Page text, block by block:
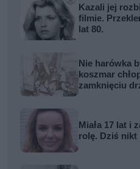
Kazali jej
filmie.
lat 80.
Nie harówka
koszmar
zamknięciu
Miała 17 lat i
rolę. Dziś nikt